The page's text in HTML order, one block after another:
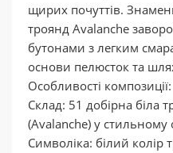
щирих почуттів.
троянд Avalanche
бутонами з легким
основи пелюсток та
Особливості композиції:
Склад: 51 добірна біла
(Avalanche) у
Символіка: білий колір